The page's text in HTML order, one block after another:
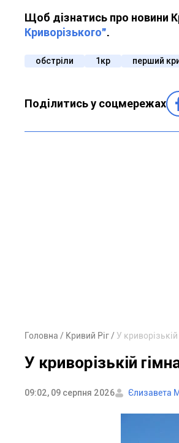
Щоб дізнатись про новини
Криворізького".
обстріли 1кр перший
Поділитись у соцмережах
Головна Кривий Ріг У
У криворізькій
09:02, 09 серпня 2026 Єлизавета